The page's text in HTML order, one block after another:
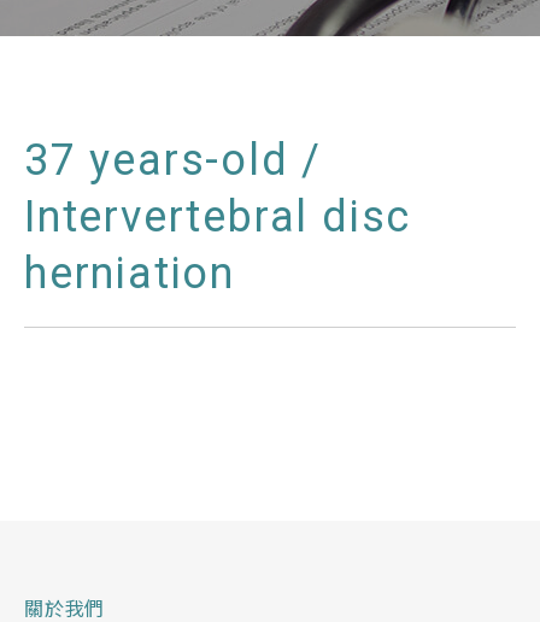
37 years-old /
Intervertebral disc
herniation
關於我們